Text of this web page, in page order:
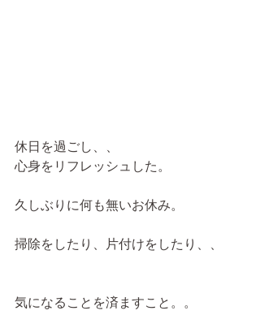
休日を過ごし、、
心身をリフレッシュした。
久しぶりに何も無いお休み。
掃除をしたり、片付けをしたり、、
気になることを済ますこと。。